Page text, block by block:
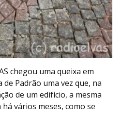
chegou uma queixa em
de Padrão uma vez que, na
de um edifício, a mesma
vários meses, como se